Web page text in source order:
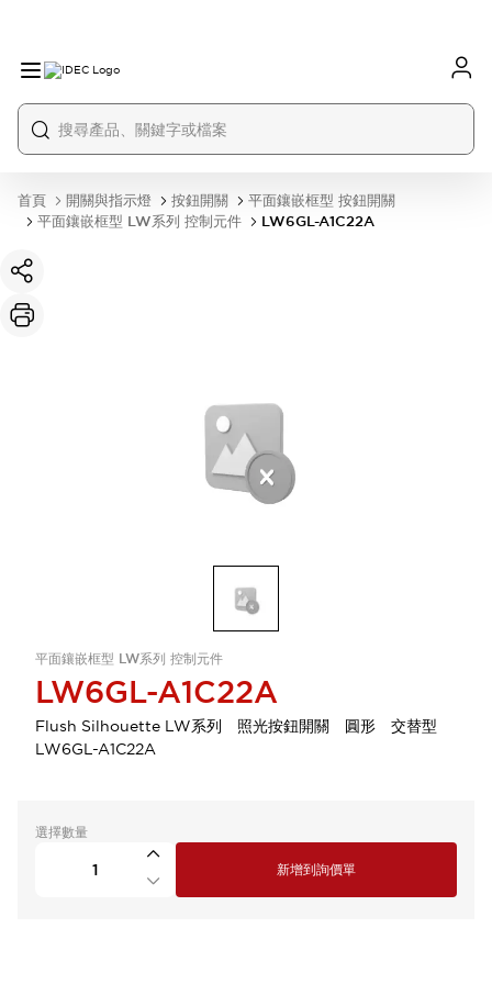
首頁 開關與指示燈 按鈕開關
平面鑲嵌框型 按鈕開關
平面鑲嵌框型 LW系列 控制元件
LW6GL-A1C22A
平面鑲嵌框型 LW系列 控制元件
LW6GL-A1C22A
Flush Silhouette LW系列 照光按鈕開關 圓形 交替型
LW6GL-A1C22A
選擇數量
新增到詢價單